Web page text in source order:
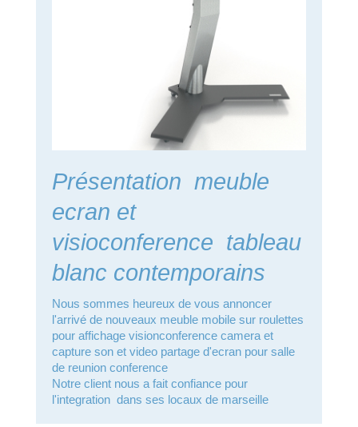
Présentation meuble
ecran et
visioconference tableau
blanc contemporains
Nous sommes heureux de vous annoncer
l'arrivé de nouveaux meuble mobile sur roulettes
pour affichage visionconference camera et
capture son et video partage d'ecran pour salle
de reunion conference
Notre client nous a fait confiance pour
l'integration dans ses locaux de marseille